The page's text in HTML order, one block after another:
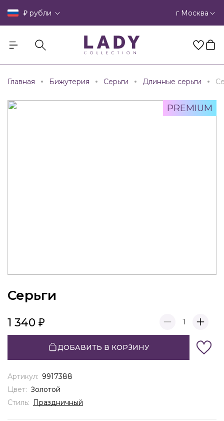
₽ рубли г Москва
Главная Бижутерия Серьги Длинные серьги
PREMIUM
Серьги
1 340 1
ДОБАВИТЬ В КОРЗИНУ
Артикул: 9917388
Цвет: Золотой
Стиль: Праздничный